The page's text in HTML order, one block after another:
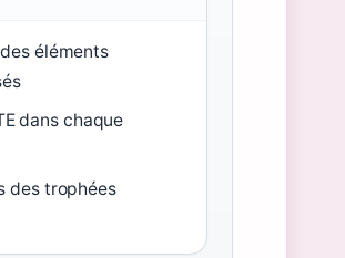
éléments
dans chaque
des trophées